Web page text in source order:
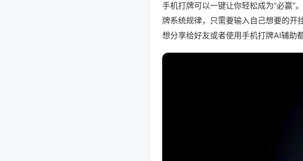
手机打牌可以一键让你轻松成为“必赢”
牌系统规律，只需要输入自己想要的开
想分享给好友或者使用手机打牌AI辅助